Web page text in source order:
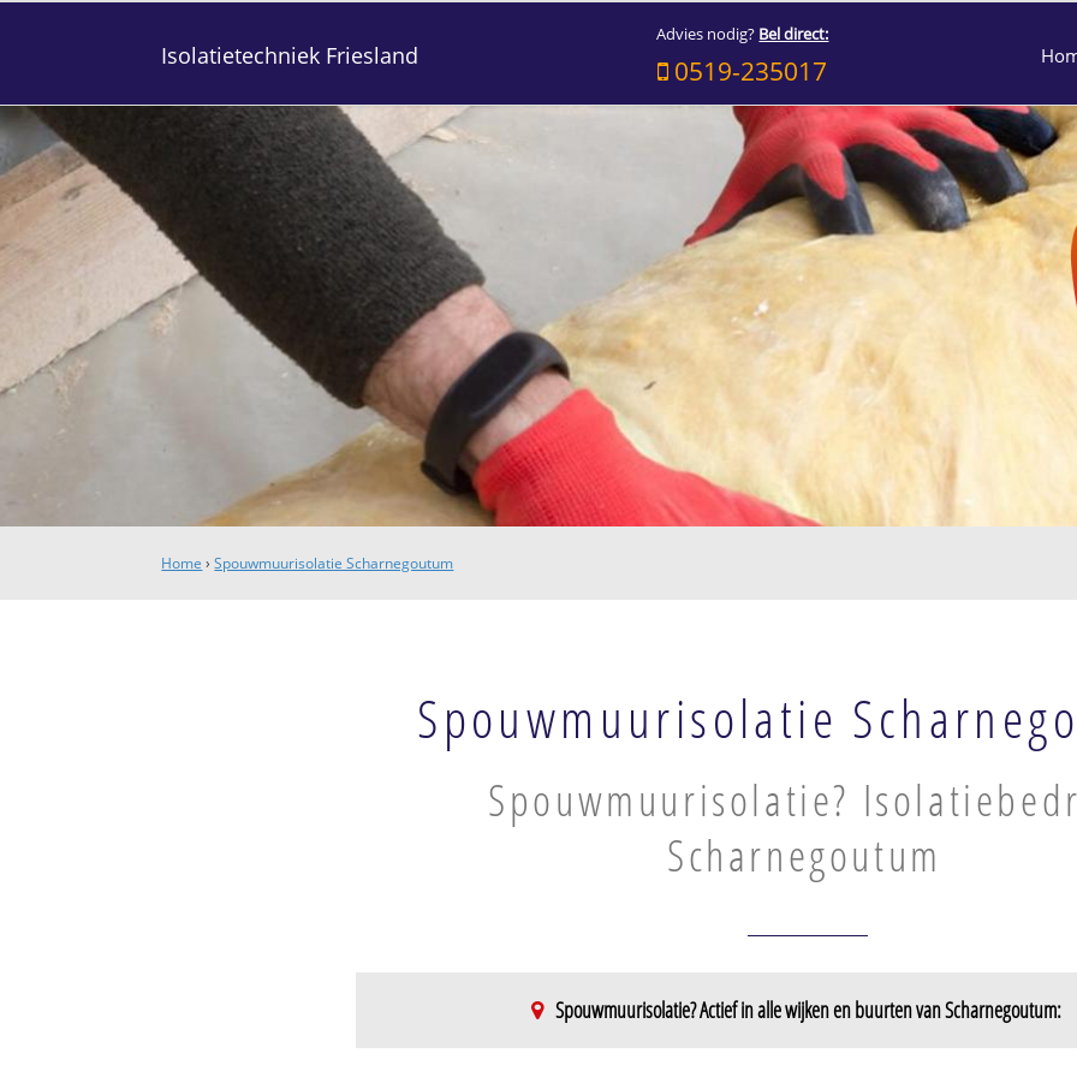
Isolatietechniek Friesland
Advies nodig? Bel direct:
0519-235017
Home ›Spouwmuurisolatie Scharnegoutum
Spouwmuurisolatie
Spouwmuurisolatie?
Scharnegoutum
Spouwmuurisolatie? Actief in alle wijken en buurten van Scharnegoutum: